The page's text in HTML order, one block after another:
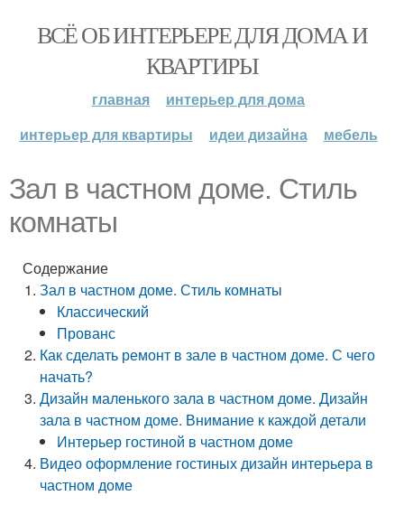
ВСЁ ОБ ИНТЕРЬЕРЕ ДЛЯ ДОМА И
КВАРТИРЫ
главная
интерьер для дома
интерьер для квартиры
идеи дизайна мебель
Зал в частном доме. Стиль
комнаты
Содержание
Зал в частном доме. Стиль комнаты
Классический
Прованс
Как сделать ремонт в зале в частном доме. С чего
начать?
Дизайн маленького зала в частном доме. Дизайн
зала в частном доме. Внимание к каждой детали
Интерьер гостиной в частном доме
Видео оформление гостиных дизайн интерьера в
частном доме